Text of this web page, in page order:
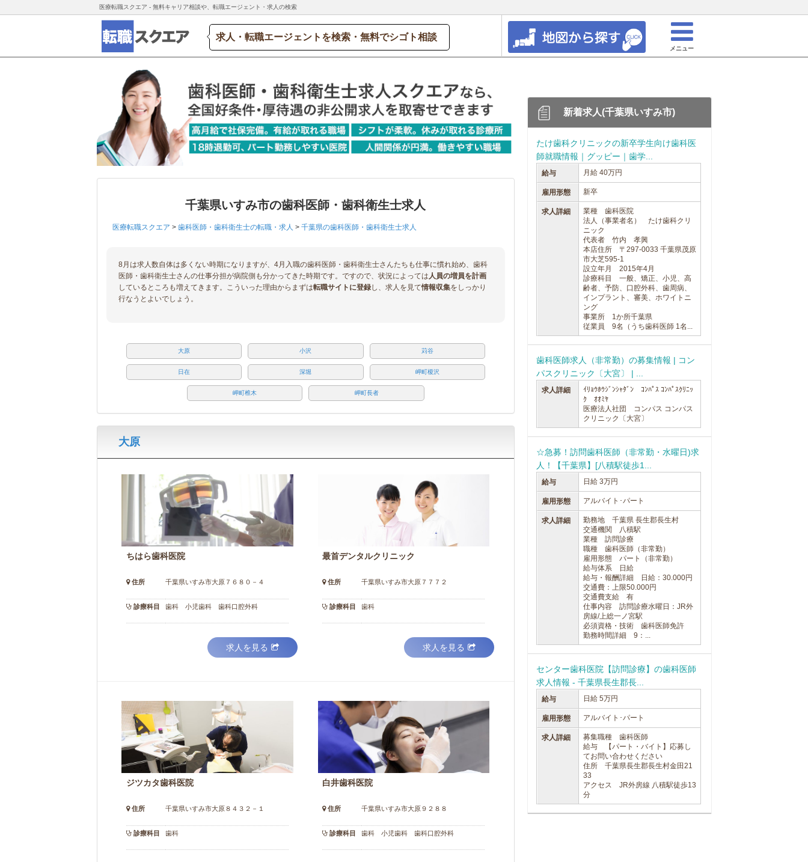
医療転職スクエア - 無料キャリア相談や、転職エージェント・求人の検索
求人・転職エージェントを検索・無料でシゴト相談
メニュー
千葉県いすみ市の歯科医師・歯科衛生士求人
医療転職スクエア > 歯科医師・歯科衛生士の転職・求人 > 千葉県の歯科医師・歯科衛生士求人
8月は求人数自体は多くない時期になりますが、4月入職の歯科医師・歯科衛生士さんたちも仕事に慣れ始め、歯科
医師・歯科衛生士さんの仕事分担が病院側も分かってきた時期です。ですので、状況によっては人員の増員を計画
しているところも増えてきます。こういった理由からまずは転職サイトに登録し、求人を見て情報収集をしっかり
行なうとよいでしょう。
大原 小沢 苅谷
日在 深堀 岬町榎沢
岬町椎木 岬町長者
大原
ちはら歯科医院
住所 千葉県いすみ市大原７６８０－４
診療科目 歯科 小児歯科 歯科口腔外科
求人を見る
最首デンタルクリニック
住所 千葉県いすみ市大原７７７２
診療科目 歯科
求人を見る
ジツカタ歯科医院
住所 千葉県いすみ市大原８４３２－１
診療科目 歯科
白井歯科医院
住所 千葉県いすみ市大原９２８８
診療科目 歯科 小児歯科 歯科口腔外科
新着求人(千葉県いすみ市)
たけ歯科クリニックの新卒学生向け歯科医
師就職情報｜グッピー｜歯学...
給与 月給 40万円
雇用形態 新卒
求人詳細
業種 歯科医院
法人（事業者名） たけ歯科クリ
ニック
代表者 竹内 孝興
本店住所 〒297-0033 千葉県茂原
市大芝595-1
設立年月 2015年4月
診療科目 一般、矯正、小児、高
齢者、予防、口腔外科、歯周病、
インプラント、審美、ホワイトニ
ング
事業所 1か所千葉県
従業員 9名（うち歯科医師 1名...
歯科医師求人（非常勤）の募集情報 | コン
パスクリニック〔大宮〕 | ...
求人詳細
ｲﾘｮｳﾎｳｼﾞﾝｼｬﾀﾞﾝ ｺﾝﾊﾟｽ ｺﾝﾊﾟｽｸﾘﾆｯ
ｸ ｵｵﾐﾔ
医療法人社団 コンパス コンパス
クリニック〔大宮〕
☆急募！訪問歯科医師（非常勤・水曜日)求
人！【千葉県】[八積駅徒歩1...
給与 日給 3万円
雇用形態 アルバイト･パート
求人詳細
勤務地 千葉県 長生郡長生村
交通機関 八積駅
業種 訪問診療
職種 歯科医師（非常勤）
雇用形態 パート（非常勤）
給与体系 日給
給与・報酬詳細 日給：30.000円
交通費：上限50.000円
交通費支給 有
仕事内容 訪問診療水曜日：JR外
房線/上総一ノ宮駅
必須資格・技術 歯科医師免許
勤務時間詳細 9：...
センター歯科医院【訪問診療】の歯科医師
求人情報 - 千葉県長生郡長...
給与 日給 5万円
雇用形態 アルバイト･パート
求人詳細
募集職種 歯科医師
給与 【パート・バイト】応募し
てお問い合わせください
住所 千葉県長生郡長生村金田21
33
アクセス JR外房線 八積駅徒歩13
分